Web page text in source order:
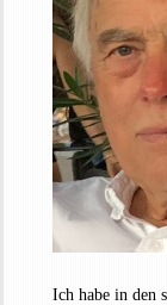
Ich habe in den